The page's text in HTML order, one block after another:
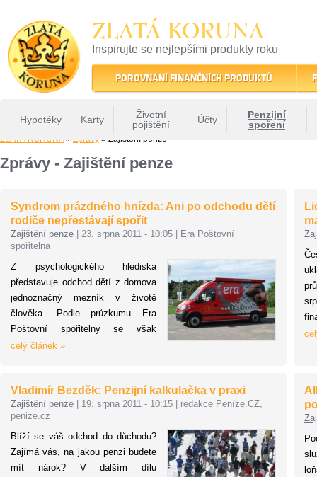
ZLATÁ KORUNA
Inspirujte se nejlepšími produkty roku
22 let tradice a kvality na finančním trhu
POROVNÁNÍ FINANČNÍCH PRODUKTŮ
Hypotéky Karty
Životní
pojištění
Účty
Penzijní
spoření
ZLATÁ KORUNA» Zprávy » Zajištění penze
Zprávy - Zajištění penze
Syndrom prázdného hnízda: Ani po odchodu dětí
rodiče nepřestávají spořit
Zajištění penze 23. srpna 2011 - 10:05
Era Poštovní
spořitelna
Z psychologického hlediska
představuje odchod dětí z domova
jednoznačný mezník v životě
člověka. Podle průzkumu Era
Poštovní spořitelny se však
způsob života až tak nemění,
využití nově nabytého volného
času je totiž většina Čechů i po
odchodu dětí spíše pasivní.
celý článek »
Vladimír Bezděk: Penzijní kalkulačka v praxi
Zajištění penze 19. srpna 2011 - 10:15
redakce Peníze.CZ,
penize.cz
Blíží se váš odchod do důchodu?
Zajímá vás, na jakou penzi budete
mít nárok? V dalším dílu